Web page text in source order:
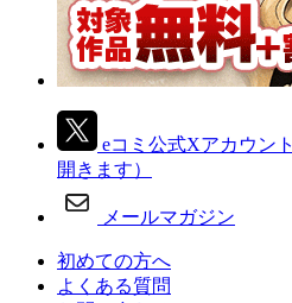
eコミ公式Xアカウント
開きます）
メールマガジン
初めての方へ
よくある質問